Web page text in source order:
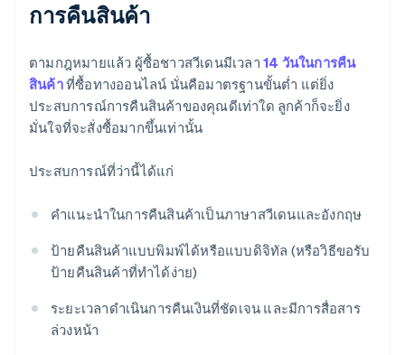
การคืนสินค้า
ตามกฎหมายแล้ว ผู้ซื้อชาวสวีเดนมีเวลา 14 วันในการคืน
สินค้าที่ซื้อทางออนไลน์ นั่นคือมาตรฐานขั้นต่ำ แต่ยิ่ง
ประสบการณ์การคืนสินค้าของคุณดีเท่าใด ลูกค้าก็จะยิ่ง
มั่นใจที่จะสั่งซื้อมากขึ้นเท่านั้น
ประสบการณ์ที่ว่านี้ได้แก่
คำแนะนำในการคืนสินค้าเป็นภาษาสวีเดนและอังกฤษ
ป้ายคืนสินค้าแบบพิมพ์ได้หรือแบบดิจิทัล (หรือวิธีขอรับ
ป้ายคืนสินค้าที่ทำได้ง่าย)
ระยะเวลาดำเนินการคืนเงินที่ชัดเจน และมีการสื่อสาร
ล่วงหน้า